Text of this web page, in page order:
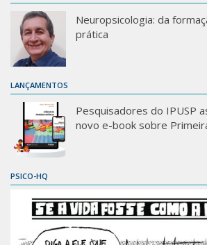
Neuropsicologia: da
prática
LANÇAMENTOS
Pesquisadores do IPUSP
novo e-book sobre
PSICO-HQ